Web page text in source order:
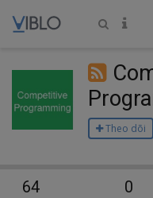
Theo dõi
64 0